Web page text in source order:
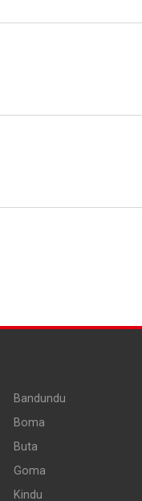
Bandundu
Boma
Buta
Goma
Kindu